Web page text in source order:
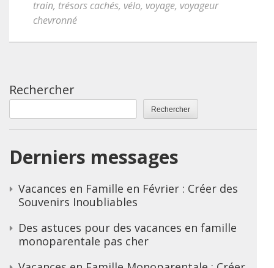
train, trésors cachés, vélo, voyage, voyageur
chevronné
Rechercher
Rechercher
Derniers messages
Vacances en Famille en Février : Créer des
Souvenirs Inoubliables
Des astuces pour des vacances en famille
monoparentale pas cher